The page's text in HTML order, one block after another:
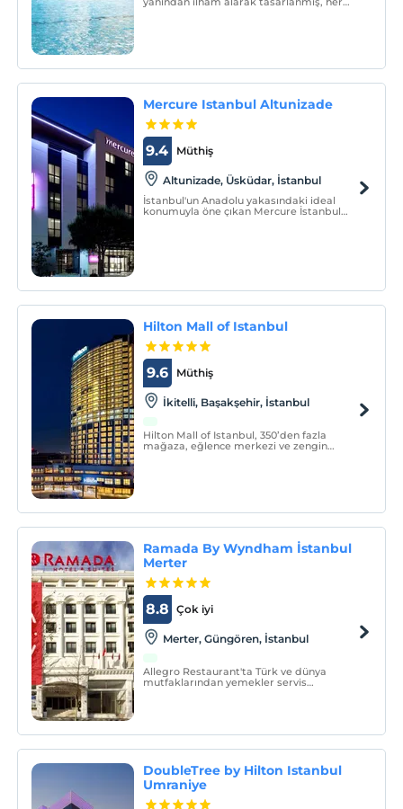
Mercure Istanbul Altunizade
Müthiş
9.4
Altunizade, Üsküdar, İstanbul
İstanbul'un Anadolu yakasındaki ideal
konumuyla öne çıkan Mercure İstanbul
Hilton Mall of Istanbul
Müthiş
9.6
İkitelli, Başakşehir, İstanbul
Hilton Mall of Istanbul, 350’den fazla
mağaza, eğlence merkezi ve zengin
Ramada By Wyndham İstanbul
Merter
Çok iyi
8.8
Merter, Güngören, İstanbul
Allegro Restaurant'ta Türk ve dünya
mutfaklarından yemekler servis
tadını çıkarabilirsiniz.
DoubleTree by Hilton Istanbul
Umraniye